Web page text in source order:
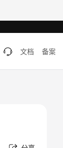
文档 备案